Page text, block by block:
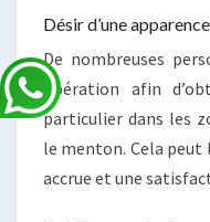
Désir d’une
De nombreuses
opération afin
particulier dans les
le menton. Cela peut
accrue et une